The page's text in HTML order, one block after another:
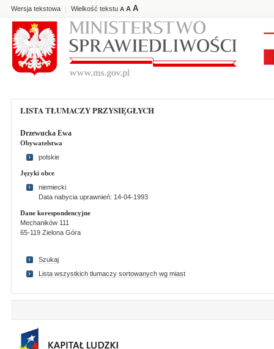
Wersja tekstowa | Wielkość tekstu A A A
LISTA TŁUMACZY PRZYSIĘGŁYCH
Drzewucka Ewa
Obywatelstwa
polskie
Języki obce
niemiecki
Data nabycia uprawnień: 14-04-1993
Dane korespondencyjne
Mechaników 111
65-119 Zielona Góra
Szukaj
Lista wszystkich tlumaczy sortowanych wg miast